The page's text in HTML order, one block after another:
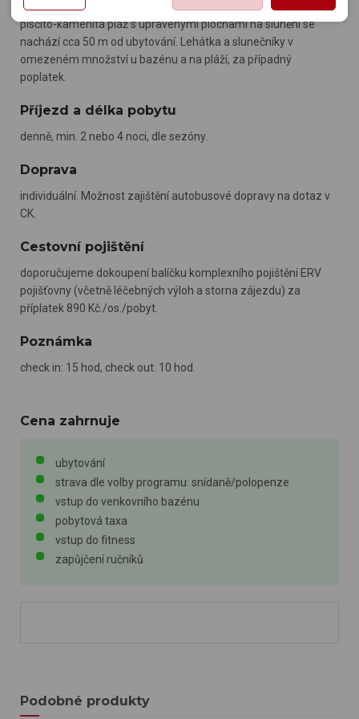
písčito-kamenitá pláž s upravenými plochami na slunění se
nachází cca 50 m od ubytování. Lehátka a slunečníky v
omezeném množství u bazénu a na pláží, za případný
poplatek.
Příjezd a délka pobytu
denně, min. 2 nebo 4 noci, dle sezóny.
Doprava
individuální. Možnost zajištění autobusové dopravy na dotaz v
CK.
Cestovní pojištění
doporučujeme dokoupení balíčku komplexního pojištění ERV
pojišťovny (včetně léčebných výloh a storna zájezdu) za
příplatek 890 Kč./os./pobyt.
Poznámka
check in: 15 hod, check out: 10 hod.
Cena zahrnuje
ubytování
strava dle volby programu: snídaně/polopenze
vstup do venkovního bazénu
pobytová taxa
vstup do fitness
zapůjčení ručníků
Podobné produkty
potřebám, méně užitečné nabídce či doporučení.
zobrazování relevantní reklamy nebo obsahu jak na našem
webu, tak na webech třetích stran. Díky tomu máme možnost
vytvářet profily založené na Vašich zájmech. Na základě
těchto informací není zpravidla možná bezprostřední
zobrazování obsahu a reklam přizpůsobených Vašim
zájmům.